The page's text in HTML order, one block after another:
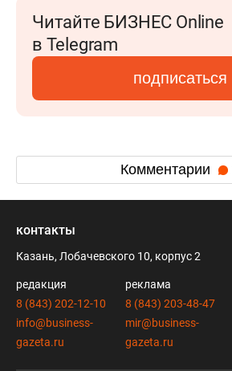
Читайте БИЗНЕС Online
в Telegram
подписаться
Комментарии
контакты
Казань, Лобачевского 10, корпус 2
редакция
8 (843) 202-12-10
info@business-
gazeta.ru
реклама
8 (843) 203-48-47
mir@business-
gazeta.ru